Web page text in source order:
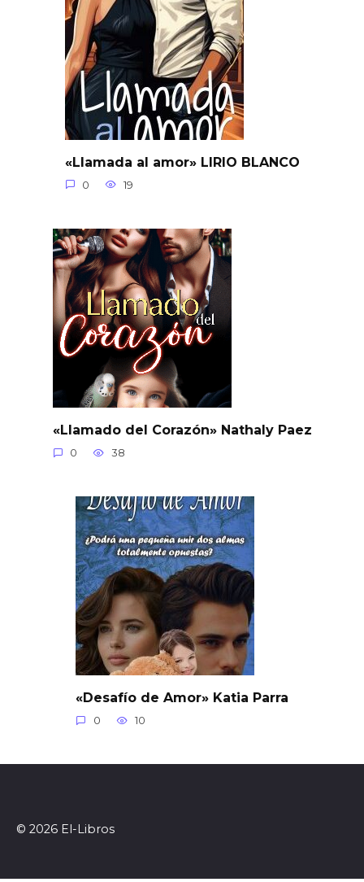
«Llamada al amor» LIRIO BLANCO
0 19
«Llamado del Corazón» Nathaly Paez
0 38
«Desafío de Amor» Katia Parra
0 10
© 2026 El-Libros